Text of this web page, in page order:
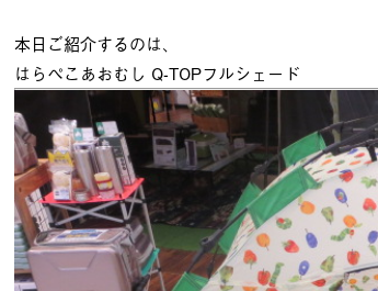
本日ご紹介するのは、
はらぺこあおむし Q-TOPフルシェード